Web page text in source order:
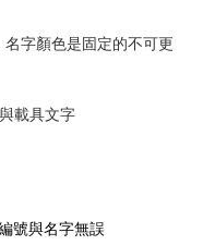
字顏色是固定的不可更
載具文字
號與名字無誤